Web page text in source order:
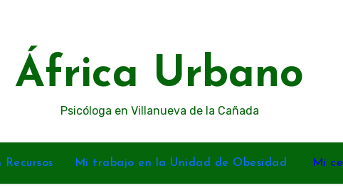
África Urbano
Psicóloga en Villanueva de la Cañada
Mi trabajo en la Unidad de Obesidad Mi